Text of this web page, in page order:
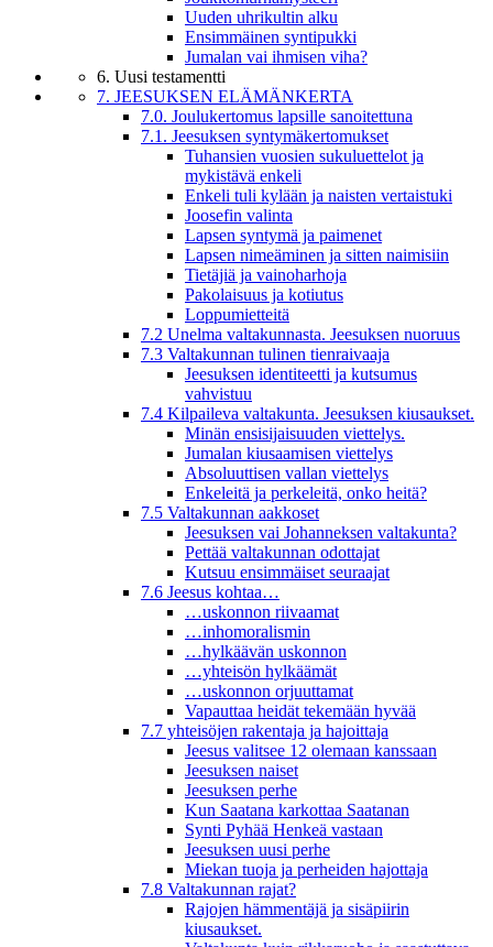
Uuden uhrikultin alku
Ensimmäinen syntipukki
Jumalan vai ihmisen viha?
6. Uusi testamentti
7. JEESUKSEN ELÄMÄNKERTA
7.0. Joulukertomus lapsille sanoitettuna
7.1. Jeesuksen syntymäkertomukset
Tuhansien vuosien sukuluettelot ja
mykistävä enkeli
Enkeli tuli kylään ja naisten vertaistuki
Joosefin valinta
Lapsen syntymä ja paimenet
Lapsen nimeäminen ja sitten naimisiin
Tietäjiä ja vainoharhoja
Pakolaisuus ja kotiutus
Loppumietteitä
7.2 Unelma valtakunnasta. Jeesuksen nuoruus
7.3 Valtakunnan tulinen tienraivaaja
Jeesuksen identiteetti ja kutsumus
vahvistuu
7.4 Kilpaileva valtakunta. Jeesuksen kiusaukset.
Minän ensisijaisuuden viettelys.
Jumalan kiusaamisen viettelys
Absoluuttisen vallan viettelys
Enkeleitä ja perkeleitä, onko heitä?
7.5 Valtakunnan aakkoset
Jeesuksen vai Johanneksen valtakunta?
Pettää valtakunnan odottajat
Kutsuu ensimmäiset seuraajat
7.6 Jeesus kohtaa…
…uskonnon riivaamat
…inhomoralismin
…hylkäävän uskonnon
…yhteisön hylkäämät
…uskonnon orjuuttamat
Vapauttaa heidät tekemään hyvää
7.7 yhteisöjen rakentaja ja hajoittaja
Jeesus valitsee 12 olemaan kanssaan
Jeesuksen naiset
Jeesuksen perhe
Kun Saatana karkottaa Saatanan
Synti Pyhää Henkeä vastaan
Jeesuksen uusi perhe
Miekan tuoja ja perheiden hajottaja
7.8 Valtakunnan rajat?
Rajojen hämmentäjä ja sisäpiirin
kiusaukset.